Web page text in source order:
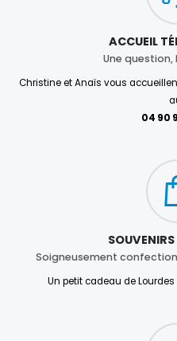
ACCUEIL
Une question,
Christine et Anaïs vous
04 90
Soigneusement
Un petit cadeau de